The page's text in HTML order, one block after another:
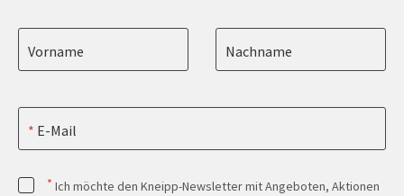
Vorname Nachname
E-Mail
* Ich möchte den Kneipp-Newsletter mit Angeboten, Aktionen